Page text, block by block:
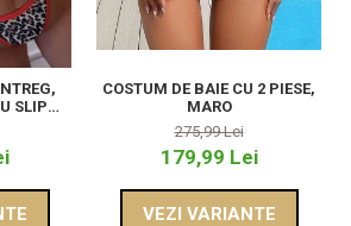
COSTUM DE BAIE CU 2 PIESE,
MARO
275,99 Lei
179,99 Lei
VEZI VARIANTE